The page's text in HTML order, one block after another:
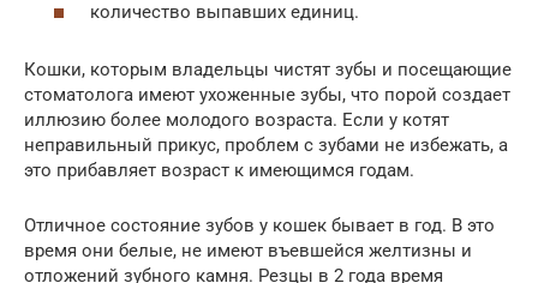
количество выпавших единиц.
Кошки, которым владельцы чистят зубы и посещающие
стоматолога имеют ухоженные зубы, что порой создает
иллюзию более молодого возраста. Если у котят
неправильный прикус, проблем с зубами не избежать, а
это прибавляет возраст к имеющимся годам.
Отличное состояние зубов у кошек бывает в год. В это
время они белые, не имеют въевшейся желтизны и
отложений зубного камня. Резцы в 2 года время